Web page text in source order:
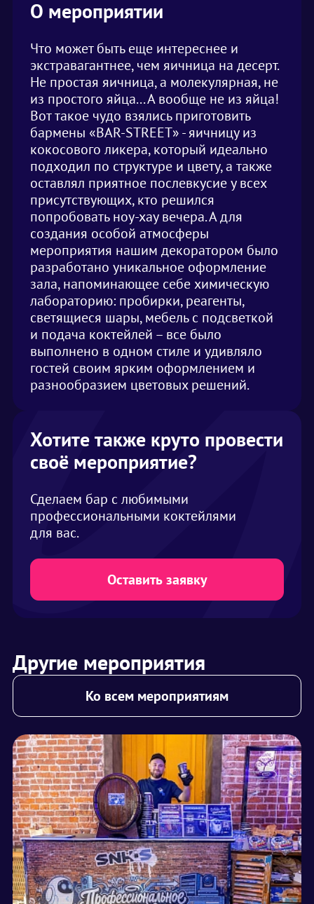
О мероприятии
Что может быть еще интереснее и
экстравагантнее, чем яичница на десерт.
Не простая яичница, а молекулярная, не
из простого яйца... А вообще не из яйца!
Вот такое чудо взялись приготовить
бармены «BAR-STREET» - яичницу из
кокосового ликера, который идеально
подходил по структуре и цвету, а также
оставлял приятное послевкусие у всех
присутствующих, кто решился
попробовать ноу-хау вечера. А для
создания особой атмосферы
мероприятия нашим декоратором было
разработано уникальное оформление
зала, напоминающее себе химическую
лабораторию: пробирки, реагенты,
светящиеся шары, мебель с подсветкой
и подача коктейлей – все было
выполнено в одном стиле и удивляло
гостей своим ярким оформлением и
разнообразием цветовых решений.
Хотите также круто провести
своё мероприятие?
Сделаем бар с любимыми
профессиональными коктейлями
для вас.
Оставить заявку
Другие мероприятия
Ко всем мероприятиям